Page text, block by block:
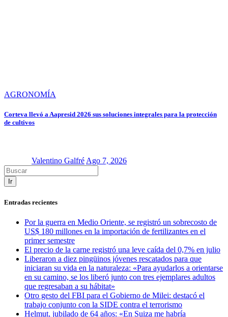
AGRONOMÍA
Corteva llevó a Aapresid 2026 sus soluciones integrales para la protección
de cultivos
Valentino GalfréAgo 7, 2026
Ir
Entradas recientes
Por la guerra en Medio Oriente, se registró un sobrecosto de
US$ 180 millones en la importación de fertilizantes en el
primer semestre
El precio de la carne registró una leve caída del 0,7% en julio
Liberaron a diez pingüinos jóvenes rescatados para que
iniciaran su vida en la naturaleza: «Para ayudarlos a orientarse
en su camino, se los liberó junto con tres ejemplares adultos
que regresaban a su hábitat»
Otro gesto del FBI para el Gobierno de Milei: destacó el
trabajo conjunto con la SIDE contra el terrorismo
Helmut, jubilado de 64 años: «En Suiza me habría